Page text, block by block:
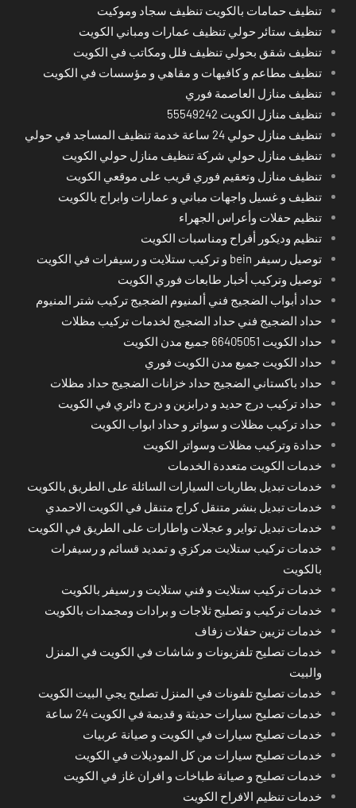
تنظيف حمامات بالكويت تنظيف سجاد وموكيت
تنظيف ستائر حولي تنظيف عمارات ومباني الكويت
تنظيف شقق بحولي تنظيف فلل ومكاتب في الكويت
تنظيف مطاعم و كافيهات و مقاهي و مؤسسات في الكويت
تنظيف منازل العاصمة فوري
تنظيف منازل الكويت 55549242
تنظيف منازل حولي 24 ساعة خدمة تنظيف المساجد في حولي
تنظيف منازل حولي شركة تنظيف منازل حولي الكويت
تنظيف منازل وتعقيم فوري قريب على موقعي الكويت
تنظيف و غسيل واجهات مباني و عمارات وابراج بالكويت
تنظيم حفلات وأعراس الجهراء
تنظيم وديكور أفراح ومناسبات الكويت
توصيل رسيفر bein و تركيب ستلايت و رسيفرات في الكويت
توصيل وتركيب أخبار طابعات فوري الكويت
حداد أبواب الضجيج فني ألمنيوم الضجيج تركيب شتر المنيوم
حداد الضجيج فني حداد الضجيج لخدمات تركيب مظلات
حداد الكويت 66405051 جميع مدن الكويت
حداد الكويت جميع مدن الكويت فوري
حداد باكستاني الضجيج حداد خزانات الضجيج حداد مظلات
حداد تركيب درج حديد و درابزين و درج دائري في الكويت
حداد تركيب مظلات و سواتر و حداد ابواب الكويت
حدادة وتركيب مظلات وسواتر الكويت
خدمات الكويت متعددة الخدمات
خدمات تبديل بطاريات السيارات السائلة على الطريق بالكويت
خدمات تبديل بنشر متنقل كراج متنقل في الكويت الاحمدي
خدمات تبديل تواير و عجلات واطارات على الطريق في الكويت
خدمات تركيب ستلايت مركزي و تمديد قسائم و رسيفرات
بالكويت
خدمات تركيب ستلايت و فني ستلايت و رسيفر بالكويت
خدمات تركيب و تصليح ثلاجات و برادات ومجمدات بالكويت
خدمات تزيين حفلات زفاف
خدمات تصليح تلفزيونات و شاشات في الكويت في المنزل
والبيت
خدمات تصليح تلفونات في المنزل تصليح يجي البيت الكويت
خدمات تصليح سيارات حديثة و قديمة في الكويت 24 ساعة
خدمات تصليح سيارات في الكويت و صيانة عربيات
خدمات تصليح سيارات من كل الموديلات في الكويت
خدمات تصليح و صيانة طباخات و افران غاز في الكويت
خدمات تنظيم الافراح الكويت